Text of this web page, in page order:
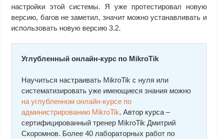
настройки этой системы. Я уже протестировал новую
версию, багов не заметил, значит можно устанавливать и
использовать новую версию 3.2.
Углубленный онлайн-курс по MikroTik
Научиться настраивать MikroTik с нуля или
систематизировать уже имеющиеся знания можно
на углубленном онлайн-курcе по
администрированию MikroTik. Автор курcа –
сертифицированный тренер MikroTik Дмитрий
Скоромнов. Более 40 лабораторных работ по